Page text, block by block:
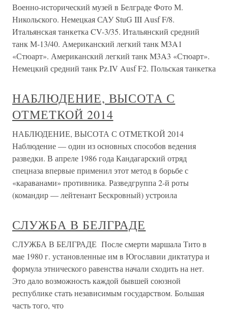
Военно-исторический музей в Белграде Фото М.
Никольского. Немецкая САУ StuG III Ausf F/8.
Итальянская танкетка CV-3/35. Итальянский средний
танк М-13/40. Американский легкий танк M3A1
«Стюарт». Американский легкий танк M3A3 «Стюарт».
Немецкий средний танк Pz.IV Ausf F2. Польская танкетка
НАБЛЮДЕНИЕ, ВЫСОТА С
ОТМЕТКОЙ 2014
НАБЛЮДЕНИЕ, ВЫСОТА С ОТМЕТКОЙ 2014
Наблюдение — один из основных способов ведения
разведки. В апреле 1986 года Кандагарский отряд
спецназа впервые применил этот метод в борьбе с
«караванами» противника. Разведгруппа 2-й роты
(командир — лейтенант Бескровный) устроила
СЛУЖБА В БЕЛГРАДЕ
СЛУЖБА В БЕЛГРАДЕ После смерти маршала Тито в
мае 1980 г. установленные им в Югославии диктатура и
формула этнического равенства начали сходить на нет.
Это дало возможность каждой бывшей союзной
республике стать независимым государством. Большая
часть того, что